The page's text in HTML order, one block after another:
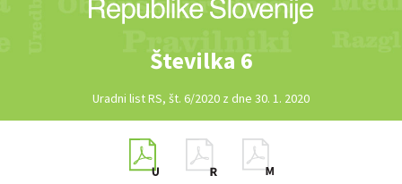
Številka 6
Uradni list RS, št. 6/2020 z dne 30. 1. 2020